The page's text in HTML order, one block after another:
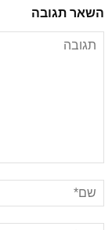
השאר תגובה